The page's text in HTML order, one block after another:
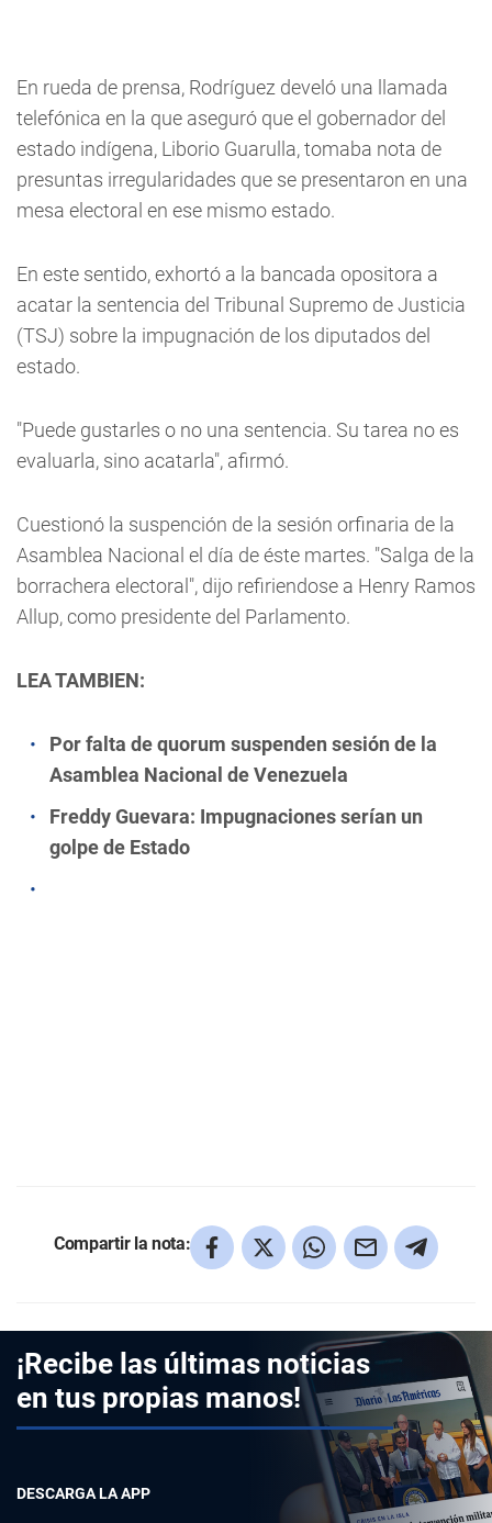
En rueda de prensa, Rodríguez develó una llamada
telefónica en la que aseguró que el gobernador del
estado indígena, Liborio Guarulla, tomaba nota de
presuntas irregularidades que se presentaron en una
mesa electoral en ese mismo estado.
En este sentido, exhortó a la bancada opositora a
acatar la sentencia del Tribunal Supremo de Justicia
(TSJ) sobre la impugnación de los diputados del
estado.
"Puede gustarles o no una sentencia. Su tarea no es
evaluarla, sino acatarla", afirmó.
Cuestionó la suspención de la sesión orfinaria de la
Asamblea Nacional el día de éste martes. "Salga de la
borrachera electoral", dijo refiriendose a Henry Ramos
Allup, como presidente del Parlamento.
LEA TAMBIEN:
Por falta de quorum suspenden sesión de la
Asamblea Nacional de Venezuela
Freddy Guevara: Impugnaciones serían un
golpe de Estado
Compartir la nota:
¡Recibe las últimas noticias
en tus propias manos!
DESCARGA LA APP